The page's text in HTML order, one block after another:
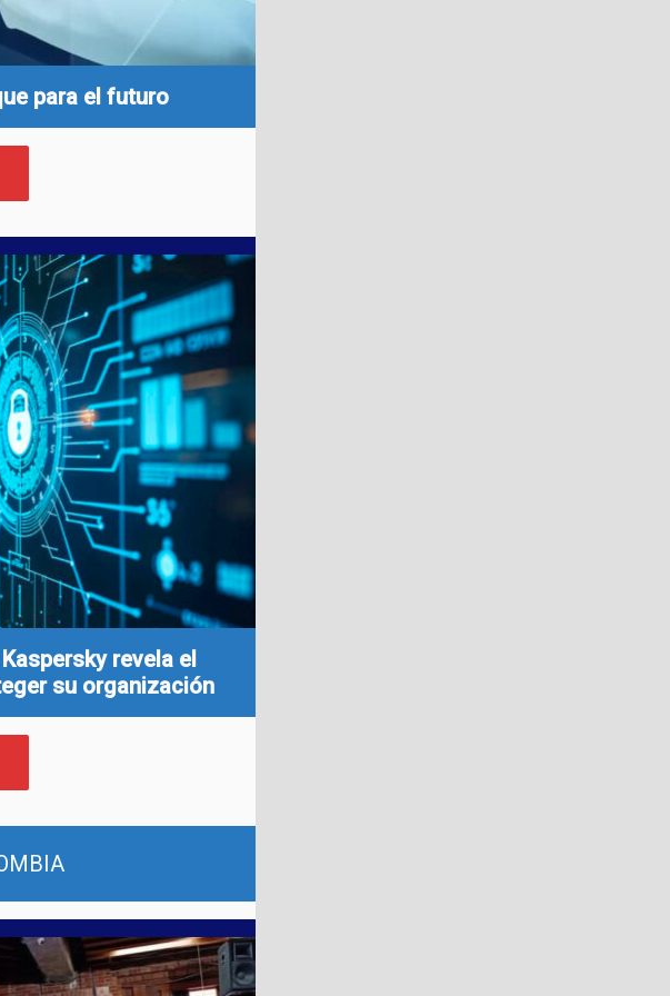
para el futuro
revela el
su organización